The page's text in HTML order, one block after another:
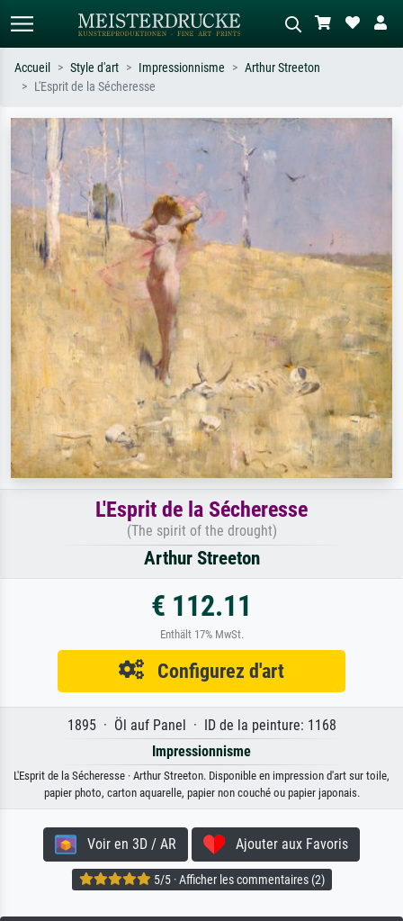
Recherchez par artiste, titre ou style –
ex. Monet, Nuit étoilée,
impressionnisme, vague de Hokusai,
nu.
Décrivez la scène – ex. prairie verte,
abstrait avec beaucoup de rouge,
tableau sombre, nu debout près d'un
arbre.
Accueil Style d'art Impressionnisme
Arthur Streeton
L'Esprit de la Sécheresse
L'Esprit de la Sécheresse
(The spirit of the drought)
Arthur Streeton
€ 112.11
Enthält 17% MwSt.
Configurez d'art
1895 · Öl auf Panel · ID de la peinture: 1168
Impressionnisme
L'Esprit de la Sécheresse · Arthur Streeton. Disponible en impression d'art sur toile,
papier photo, carton aquarelle, papier non couché ou papier japonais.
Voir en 3D / AR Ajouter aux Favoris
5/5 · Afficher les commentaires (2)